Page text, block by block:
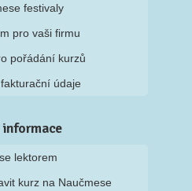
festivaly
pro vaši firmu
pořádání kurzů
údaje
lektorem
kurz na Naučmese